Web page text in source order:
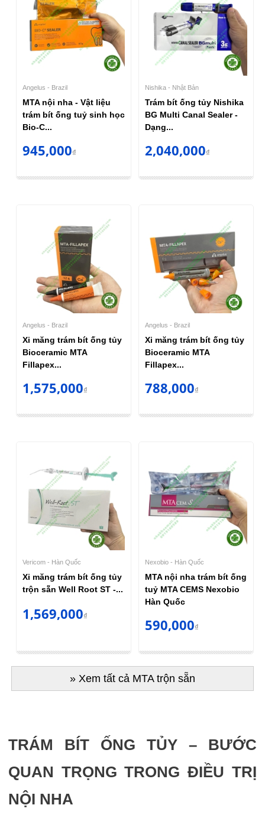
Angelus - Brazil
MTA nội nha - Vật liệu
trám bít ống tuỷ sinh học
Bio-C...
945,000₫
Nishika - Nhật Bản
Trám bít ống tủy Nishika
BG Multi Canal Sealer -
Dạng...
2,040,000₫
Angelus - Brazil
Xi măng trám bít ống tủy
Bioceramic MTA
Fillapex...
1,575,000₫
Angelus - Brazil
Xi măng trám bít ống tủy
Bioceramic MTA
Fillapex...
788,000₫
Vericom - Hàn Quốc
Xi măng trám bít ống tủy
trộn sẵn Well Root ST -...
1,569,000₫
Nexobio - Hàn Quốc
MTA nội nha trám bít ống
tuỷ MTA CEMS Nexobio
Hàn Quốc
590,000₫
» Xem tất cả MTA trộn sẵn
TRÁM BÍT ỐNG TỦY – BƯỚC
QUAN TRỌNG TRONG ĐIỀU TRỊ
NỘI NHA